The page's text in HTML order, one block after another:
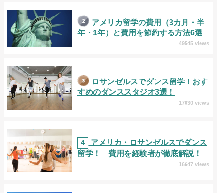
アメリカ留学の費用（3カ月・半
年・1年）と費用を節約する方法6選
49545 views
ロサンゼルスでダンス留学！おす
すめのダンススタジオ3選！
17030 views
4
アメリカ・ロサンゼルスでダンス
留学！ 費用を経験者が徹底解説！
16647 views